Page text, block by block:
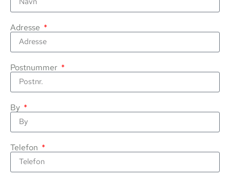
Adresse
Postnummer
By
Telefon